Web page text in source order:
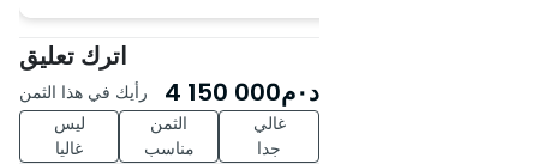
اترك تعليق
رأيك في هذا الثمن 4 150 000 د٠م
ليس
غاليا
الثمن
مناسب
غالي
جدا